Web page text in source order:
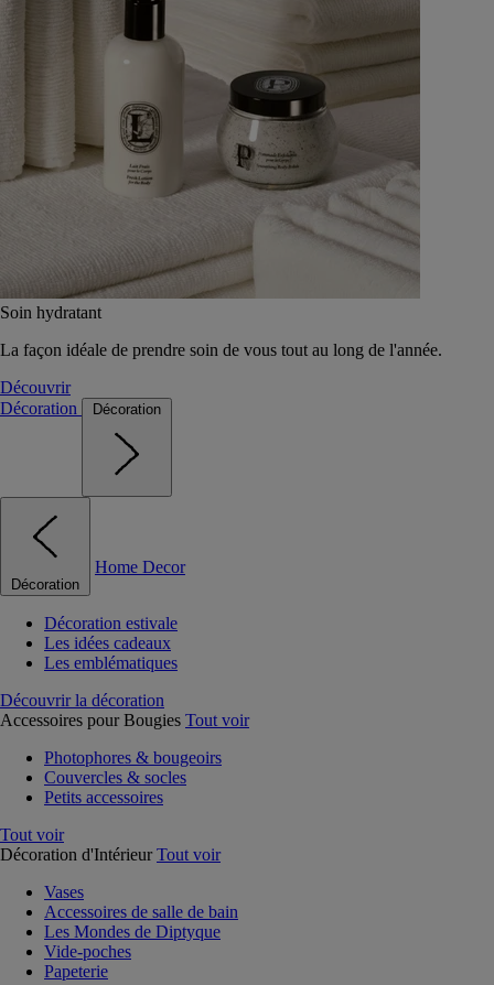
Soin hydratant
La façon idéale de prendre soin de vous tout au long de l'année.
Découvrir
Décoration
Décoration
Décoration
Home Decor
Décoration estivale
Les idées cadeaux
Les emblématiques
Découvrir la décoration
Accessoires pour Bougies Tout voir
Photophores & bougeoirs
Couvercles & socles
Petits accessoires
Tout voir
Décoration d'Intérieur Tout voir
Vases
Accessoires de salle de bain
Les Mondes de Diptyque
Vide-poches
Papeterie